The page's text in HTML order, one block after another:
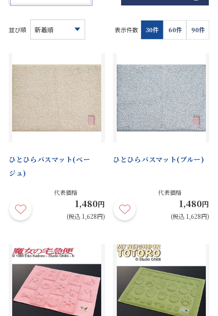
お見積り来店予約はこちら
並び順 表示件数 30件 60件 90件
ひとひらバスマット(ベー
ジュ)
代表価格
1,480円
(税込 1,628円)
ひとひらバスマット(ブルー)
代表価格
1,480円
(税込 1,628円)